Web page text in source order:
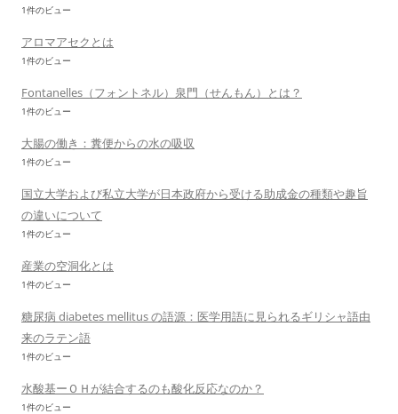
1件のビュー
アロマアセクとは
1件のビュー
Fontanelles（フォントネル）泉門（せんもん）とは？
1件のビュー
大腸の働き：糞便からの水の吸収
1件のビュー
国立大学および私立大学が日本政府から受ける助成金の種類や趣旨
の違いについて
1件のビュー
産業の空洞化とは
1件のビュー
糖尿病 diabetes mellitus の語源：医学用語に見られるギリシャ語由
来のラテン語
1件のビュー
水酸基ーＯＨが結合するのも酸化反応なのか？
1件のビュー